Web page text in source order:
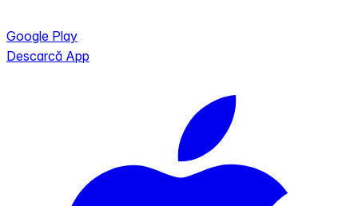
Google Play
Descarcă App